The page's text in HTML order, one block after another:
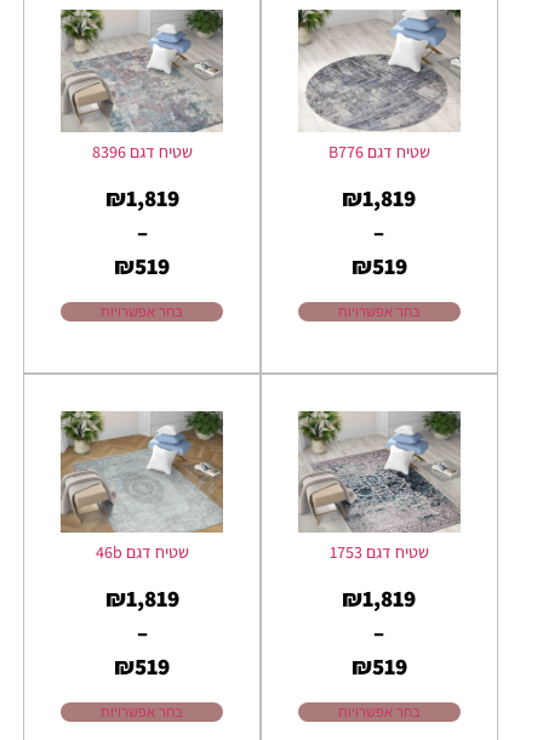
שטיח דגם B776
₪519
–
₪1,819
בחר אפשרויות
שטיח דגם 8396
₪519
–
₪1,819
בחר אפשרויות
שטיח דגם 1753
₪519
–
₪1,819
בחר אפשרויות
שטיח דגם 46b
₪519
–
₪1,819
בחר אפשרויות